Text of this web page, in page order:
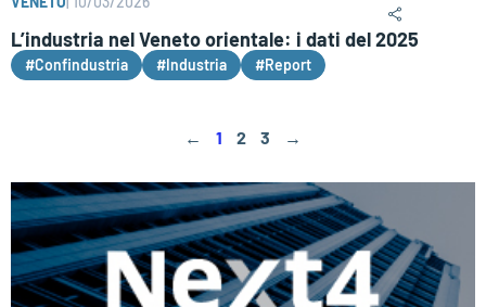
L’industria nel Veneto orientale: i dati del 2025
#Confindustria #Industria #Report
← 1 2 3 →